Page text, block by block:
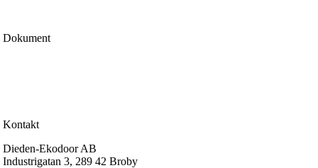
Dokument
Kontakt
Dieden-Ekodoor AB
Industrigatan 3, 289 42 Broby